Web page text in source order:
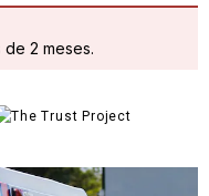
2 meses.